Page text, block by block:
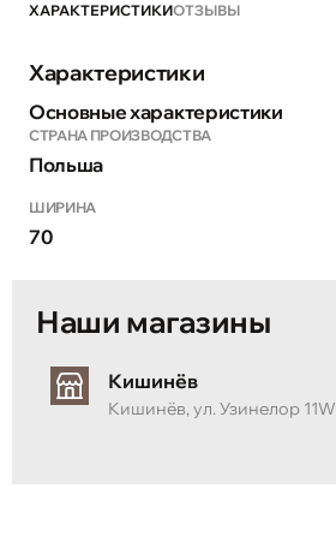
ХАРАКТЕРИСТИКИОТЗЫВЫ
Характеристики
Основные характеристики
СТРАНА ПРОИЗВОДСТВА
Польша
ШИРИНА
70
Наши магазины
Кишинёв
Кишинёв, ул. Узинелор 11W